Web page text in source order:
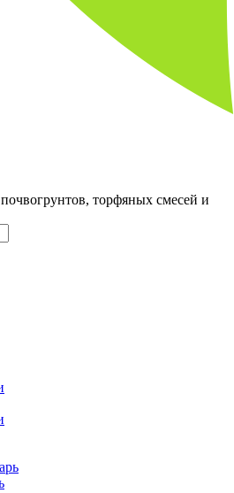
торфяных смесей и